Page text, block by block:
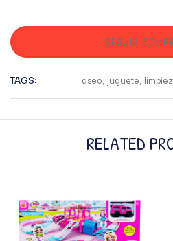
SEGUIR
TAGS: aseo, juguete,
RELATED